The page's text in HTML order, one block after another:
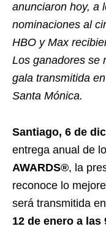
anunciaron hoy, a
nominaciones al
HBO y Max
Los ganadores se
gala transmitida
Santa Mónica.
Santiago, 6 de
entrega anual de
AWARDS®, la
reconoce lo
será transmitida
12 de enero a las